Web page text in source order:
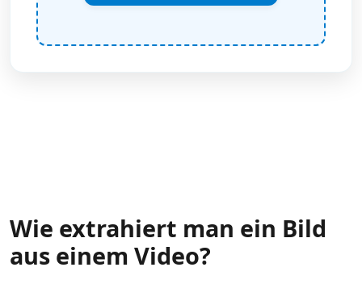
Wie extrahiert man ein Bild
aus einem Video?